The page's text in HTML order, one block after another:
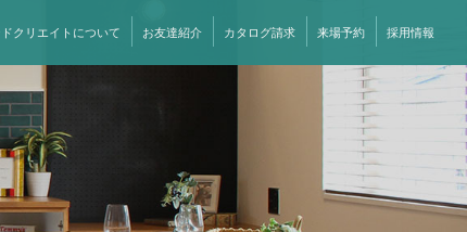
クリエイトについて お友達紹介 カタログ請求 来場予約 採用情報